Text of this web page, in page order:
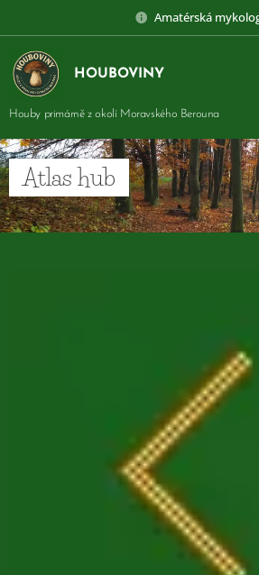
Amatérská
HOUBOVINY
Houby primárně z okolí Moravského Berouna
Atlas hub